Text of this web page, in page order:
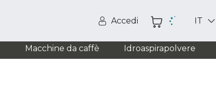
Accedi IT
Macchine da caffè Idroaspirapolvere